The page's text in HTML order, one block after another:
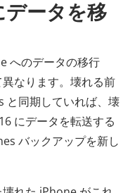
ータを移
へのデータの移行
なります。壊れる前
と同期していれば、壊
にデータを転送する
バックアップを新し